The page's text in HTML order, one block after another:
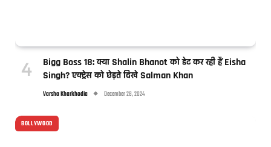
Bigg Boss 18: क्या Shalin Bhanot को डेट कर रही हैं Eisha
Singh? एक्ट्रेस को छेड़ते दिखे Salman Khan
Varsha Kharkhodia December 28, 2024
BOLLYWOOD